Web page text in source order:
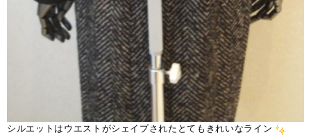
シルエットはウエストがシェイプされたとてもきれいなライン